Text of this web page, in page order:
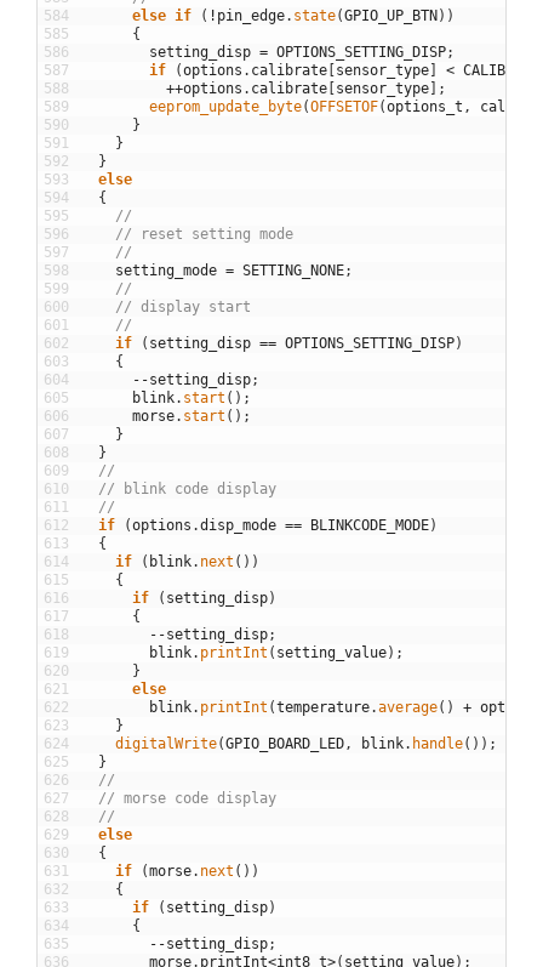
584
585
586
587
588
589
590
591
592
593
594
595
596
597
598
599
600
601
602
603
604
605
606
607
608
609
610
611
612
613
614
615
616
617
618
619
620
621
622
623
624
625
626
627
628
629
630
631
632
633
634
635
636
else if ( ! pin_edge. state(GPIO_UP_BTN) )
{
setting_disp = OPTIONS_SETTING_DISP;
if
(options . calibrate [sensor_type] <
++options . calibrate [sensor_type] ;
eeprom_update_byte(OFFSETOF(options_t ,
}
}
}
else
{
//
// reset setting mode
//
setting_mode = SETTING_NONE;
//
// display start
//
if
( setting_disp == OPTIONS_SETTING_DISP)
{
--setting_disp;
blink. start ( ) ;
morse. start ( ) ;
}
}
//
// blink code display
//
if
(options .disp_mode == BLINKCODE_MODE)
{
if
( blink. next ( ) )
{
if
( setting_disp)
{
--setting_disp;
blink. printInt ( setting_value) ;
}
else
blink. printInt (temperature.average( ) + options
}
digitalWrite(GPIO_BOARD_LED , blink. handle( ) ) ;
}
//
// morse code display
//
else
{
if
(morse. next ( ) )
{
if
( setting_disp)
{
--setting_disp;
morse. printInt<int8_t>( setting_value) ;